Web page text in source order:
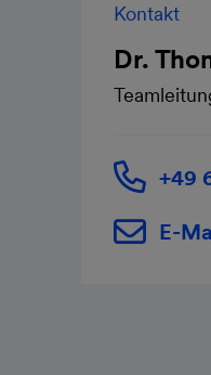
Kontakt
Dr.
+49
E-